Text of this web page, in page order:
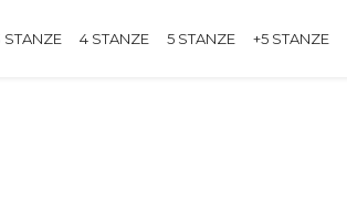
STANZE 4 STANZE 5 STANZE +5 STANZE